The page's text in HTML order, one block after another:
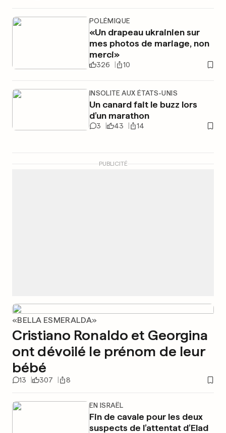
POLÉMIQUE
«Un drapeau ukrainien sur
mes photos de mariage, non
merci»
326 10
INSOLITE AUX ÉTATS-UNIS
Un canard fait le buzz lors
d’un marathon
3 43 14
PUBLICITÉ
«BELLA ESMERALDA»
Cristiano Ronaldo et Georgina
ont dévoilé le prénom de leur
bébé
13 307 8
EN ISRAËL
Fin de cavale pour les deux
suspects de l’attentat d’Elad